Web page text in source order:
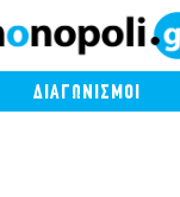
ΔΙΑΓΩΝΙΣΜΟΙ